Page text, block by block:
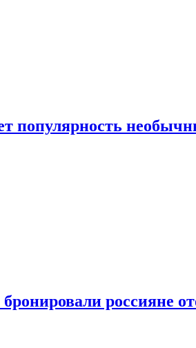
популярность
бронировали россияне